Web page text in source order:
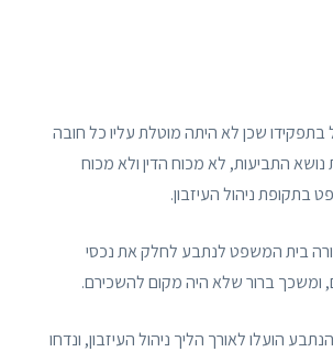
שכן לא היתה מוטלת עליו כל חובה
התביעות, לא מכוח הדין ולא מכוח
בתקופת ניהול העיזבון.
בשנת 2010 הורה בית המשפט לנתבע לחלק את נכסי
ומשכך ברור שלא היה מקום להשכירם.
הועלו לאורך הליך ניהול העיזבון, ונדחו